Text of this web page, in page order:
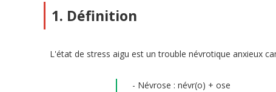
1. Définition
L'état de stress aigu est un trouble névrotique anxieux
Névrose : névr(o) + ose